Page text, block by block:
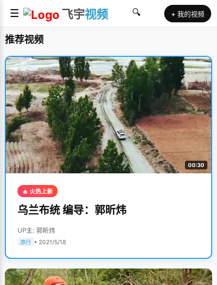
☰ 飞宇视频 🔍 + 我的视频
推荐视频
00:30
🔥 火热上新
乌兰布统 编导：郭昕炜
UP主: 郭昕炜
旅行 • 2021/5/18